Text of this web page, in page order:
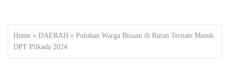
Home » DAERAH » Puluhan Warga Binaan di Rutan Ternate Masuk
DPT Pilkada 2024